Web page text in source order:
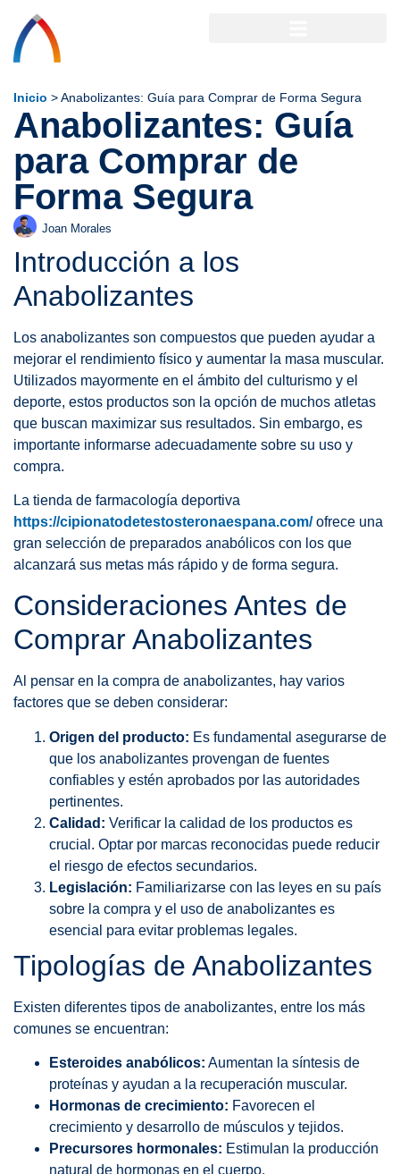
Inicio > Anabolizantes: Guía para Comprar de Forma Segura
Anabolizantes: Guía
para Comprar de
Forma Segura
Joan Morales
Introducción a los
Anabolizantes
Los anabolizantes son compuestos que pueden ayudar a
mejorar el rendimiento físico y aumentar la masa muscular.
Utilizados mayormente en el ámbito del culturismo y el
deporte, estos productos son la opción de muchos atletas
que buscan maximizar sus resultados. Sin embargo, es
importante informarse adecuadamente sobre su uso y
compra.
La tienda de farmacología deportiva
https://cipionatodetestosteronaespana.com/ofrece una
gran selección de preparados anabólicos con los que
alcanzará sus metas más rápido y de forma segura.
Consideraciones Antes de
Comprar Anabolizantes
Al pensar en la compra de anabolizantes, hay varios
factores que se deben considerar:
Origen del producto: Es fundamental asegurarse de
que los anabolizantes provengan de fuentes
confiables y estén aprobados por las autoridades
pertinentes.
Calidad: Verificar la calidad de los productos es
crucial. Optar por marcas reconocidas puede reducir
el riesgo de efectos secundarios.
Legislación: Familiarizarse con las leyes en su país
sobre la compra y el uso de anabolizantes es
esencial para evitar problemas legales.
Tipologías de Anabolizantes
Existen diferentes tipos de anabolizantes, entre los más
comunes se encuentran:
Esteroides anabólicos: Aumentan la síntesis de
proteínas y ayudan a la recuperación muscular.
Hormonas de crecimiento: Favorecen el
crecimiento y desarrollo de músculos y tejidos.
Precursores hormonales: Estimulan la producción
natural de hormonas en el cuerpo.